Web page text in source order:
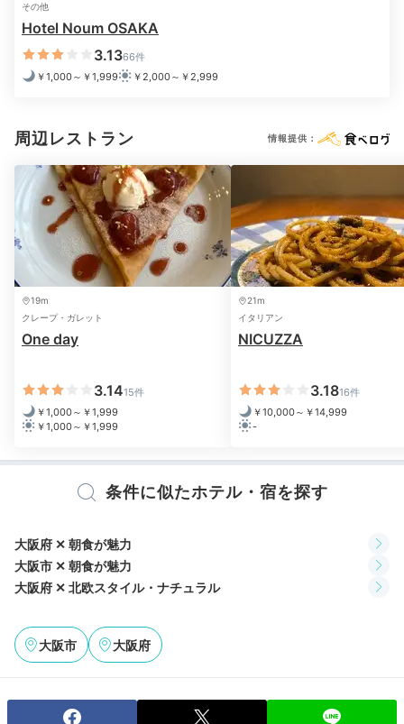
OSAJIアメニティ
夜はお部屋でお喋りしたり、お風呂に入ったりとのんび
り。お風呂は、バス・トイレ付客室でなければ共用バス
を利用します。バスアメニティは自然派コスメブランド
「OSAJI（オサジ）」。優しい使い心地に癒されて。
夕食後はお部屋でのんびり。ライブの感想を友人と話したりして過
ごしました。
07:00
おしゃれで美味しい朝⾷
その他
Hotel Noum OSAKA
3.1366件
￥1,000～￥1,999
￥2,000～￥2,999
周辺レストラン 情報提供：
19m
クレープ・ガレット
One day
3.1415件
￥1,000～￥1,999
￥1,000～￥1,999
21m
イタリアン
NICUZZA
3.1816件
￥10,000～￥14,999
-
条件に似たホテル・宿を探す
大阪府 ✕ 朝食が魅力
大阪市 ✕ 朝食が魅力
大阪府 ✕ 北欧スタイル・ナチュラル
大阪市 大阪府